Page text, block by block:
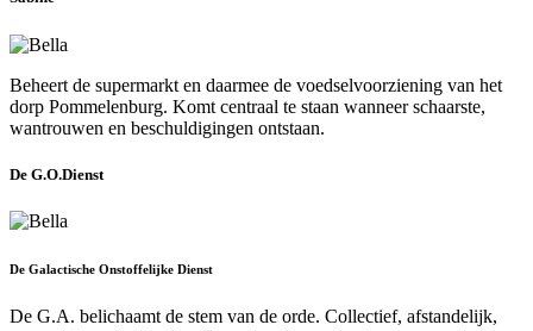
Beheert de supermarkt en daarmee de voedselvoorziening van het
dorp Pommelenburg. Komt centraal te staan wanneer schaarste,
wantrouwen en beschuldigingen ontstaan.
De G.O.Dienst
De Galactische Onstoffelijke Dienst
De G.A. belichaamt de stem van de orde. Collectief, afstandelijk,